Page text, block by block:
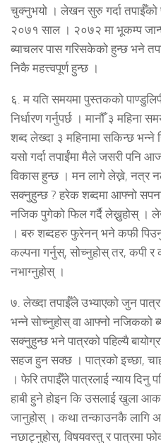
चुक्नुभयो । लेखन सुरु गर्दा तपाईँको
२०७१ साल । २०७२ मा भूकम्प
ब्याचलर पास गरिसकेको हुन्छ भने
निकै महत्त्वपूर्ण हुन्छ ।
६. म यति समयमा पुस्तकको
निर्धारण गर्नुपर्छ । मानौँ ३ महिना
शब्द लेख्दा ३ महिनामा सकिन्छ भन्ने
यसो गर्दा तपाईंमा मैले जसरी पनि
विकास हुन्छ । मन लागे लेख्ने, नत्र
सक्नुहुन्छ ? हरेक शब्दमा आफ्नो
नजिक पुगेको फिल गर्दै लेख्नुहोस् ।
। बरु शब्दहरु फुरेनन् भने कफी
कल्पना गर्नुस्, सोच्नुहोस् तर, कपी
नभाग्नुहोस् ।
७. लेख्दा तपाईँले उभ्याएको जुन
भन्ने सोच्नुहोस् वा आफ्नो नजिकको
सक्नुहुन्छ भने पात्रको पहिल्यै
सहज हुन सक्छ । पात्रको इच्छा,
। फेरि तपाईँले पात्रलाई न्याय
हाबी हुने होइन कि उसलाई खुला
जानुहोस् । कथा तन्काउनकै लागि
नछाट्नुहोस्, विषयवस्तु र पात्रमा